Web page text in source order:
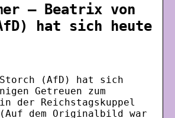
– Beatrix von
hat sich heute
(AfD) hat sich
Getreuen zum
der Reichstagskuppel
dem Originalbild war